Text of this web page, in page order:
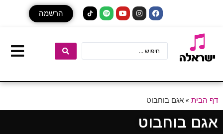
הרשמה
דף הבית » אגם בוחבוט
אגם בוחבוט